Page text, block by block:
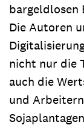
bargeldlosen
Die Autoren
nicht nur die
auch die
und